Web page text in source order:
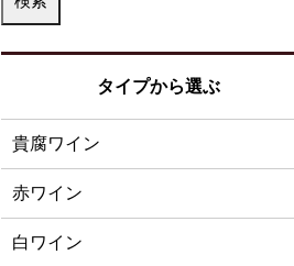
タイプから選ぶ
貴腐ワイン
赤ワイン
白ワイン